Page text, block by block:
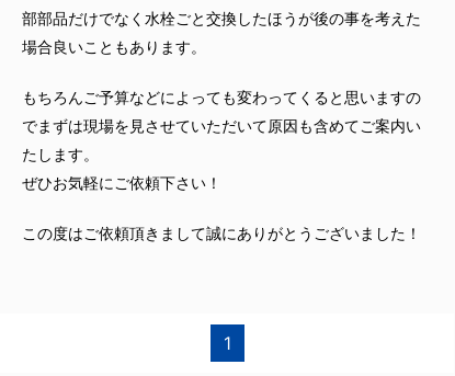
部部品だけでなく水栓ごと交換したほうが後の事を考えた
場合良いこともあります。
もちろんご予算などによっても変わってくると思いますの
でまずは現場を見させていただいて原因も含めてご案内い
たします。
ぜひお気軽にご依頼下さい！
この度はご依頼頂きまして誠にありがとうございました！
1